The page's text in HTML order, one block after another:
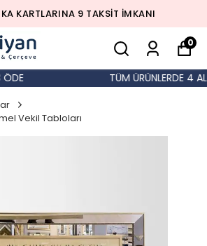
KARTLARINA 9 TAKSİT İMKANI
0
TÜM ÜRÜNLERDE 4 AL
Vekil Tabloları